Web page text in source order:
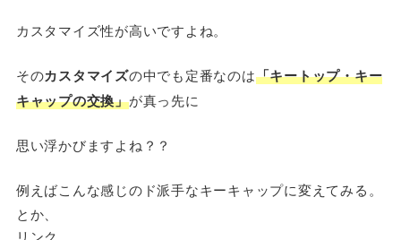
カスタマイズ性が高いですよね。
そのカスタマイズの中でも定番なのは「キートップ・キー
キャップの交換」が真っ先に
思い浮かびますよね？？
例えばこんな感じのド派手なキーキャップに変えてみる。
とか、
リンク